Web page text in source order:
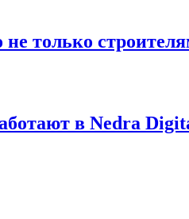
только
в Nedra